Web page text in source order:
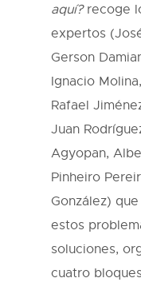
aquí?recoge
expertos
Gerson
Ignacio
Rafael
Juan
Agyopan,
Pinheiro
González)
estos
soluciones,
cuatro